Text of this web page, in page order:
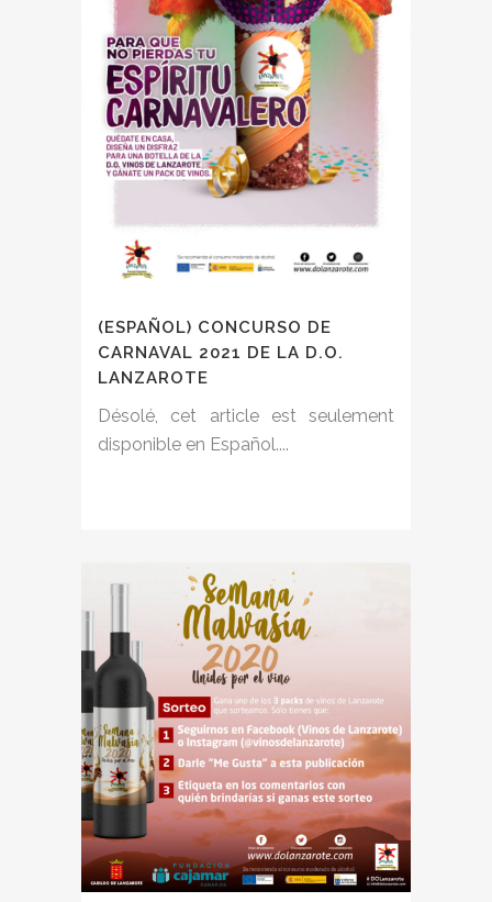
(ESPAÑOL) CONCURSO DE
CARNAVAL 2021 DE LA D.O.
LANZAROTE
Désolé, cet article est seulement
disponible en Español....